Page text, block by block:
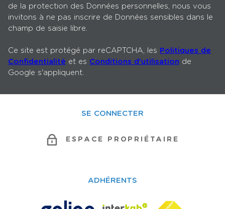
de la protection des Données personnelles, nous vous
invitons à ne pas inscrire de Données sensibles dans le
champ de saisie libre.
Ce site est protégé par reCAPTCHA, les Politiques de
Confidentialité et es Conditions d'utilisation de
Google s'appliquent.
SE CONNECTER
ESPACE PROPRIÉTAIRE
ADHÉRENTS